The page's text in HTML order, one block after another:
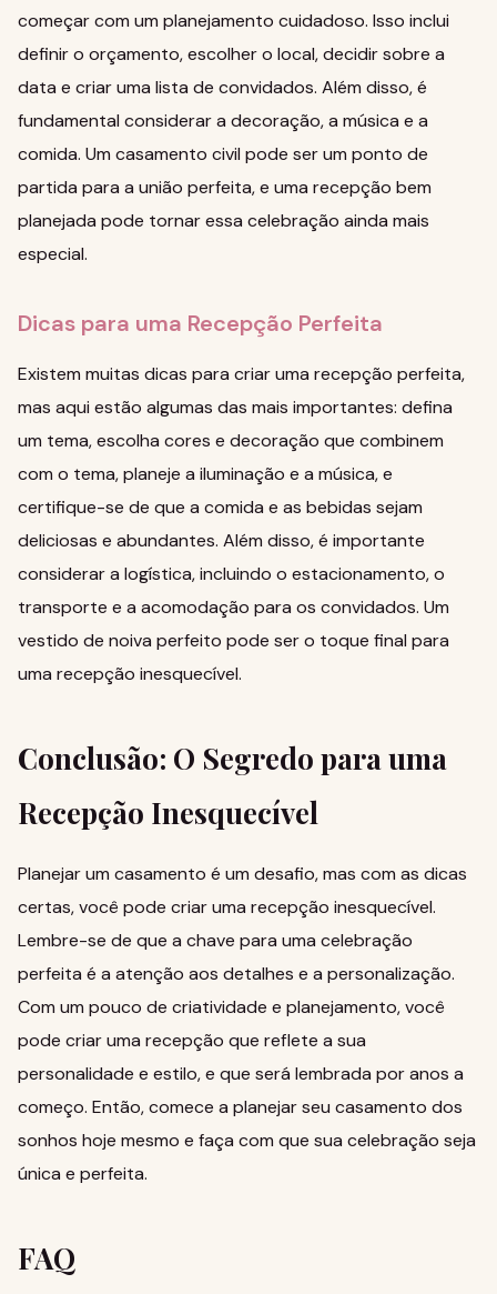
começar com um planejamento cuidadoso. Isso inclui
definir o orçamento, escolher o local, decidir sobre a
data e criar uma lista de convidados. Além disso, é
fundamental considerar a decoração, a música e a
comida. Um casamento civil pode ser um ponto de
partida para a união perfeita, e uma recepção bem
planejada pode tornar essa celebração ainda mais
especial.
Dicas para uma Recepção Perfeita
Existem muitas dicas para criar uma recepção perfeita,
mas aqui estão algumas das mais importantes: defina
um tema, escolha cores e decoração que combinem
com o tema, planeje a iluminação e a música, e
certifique-se de que a comida e as bebidas sejam
deliciosas e abundantes. Além disso, é importante
considerar a logística, incluindo o estacionamento, o
transporte e a acomodação para os convidados. Um
vestido de noiva perfeito pode ser o toque final para
uma recepção inesquecível.
Conclusão: O Segredo para uma
Recepção Inesquecível
Planejar um casamento é um desafio, mas com as dicas
certas, você pode criar uma recepção inesquecível.
Lembre-se de que a chave para uma celebração
perfeita é a atenção aos detalhes e a personalização.
Com um pouco de criatividade e planejamento, você
pode criar uma recepção que reflete a sua
personalidade e estilo, e que será lembrada por anos a
começo. Então, comece a planejar seu casamento dos
sonhos hoje mesmo e faça com que sua celebração seja
única e perfeita.
FAQ